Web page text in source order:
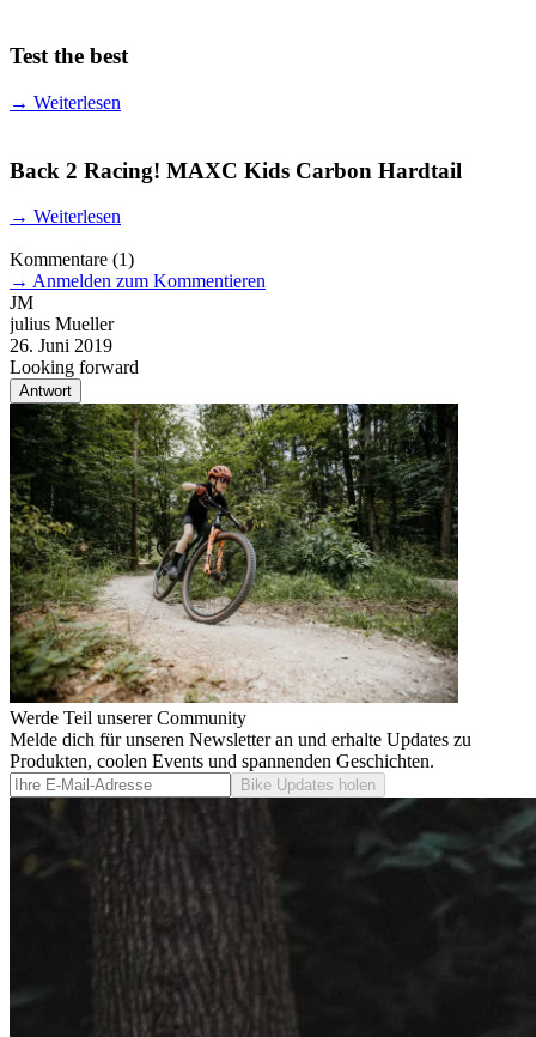
Test the best
→ Weiterlesen
Back 2 Racing! MAXC Kids Carbon Hardtail
→ Weiterlesen
Kommentare (1)
→ Anmelden zum Kommentieren
JM
julius Mueller
26. Juni 2019
Looking forward
Antwort
Werde Teil unserer Community
Melde dich für unseren Newsletter an und erhalte Updates zu
Produkten, coolen Events und spannenden Geschichten.
Bike Updates holen